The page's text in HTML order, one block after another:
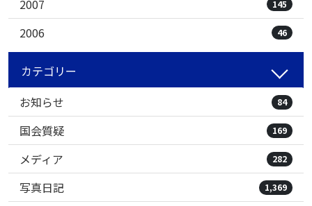
2007 145
2006 46
カテゴリー
お知らせ
84
国会質疑 169
メディア 282
写真日記 1,369